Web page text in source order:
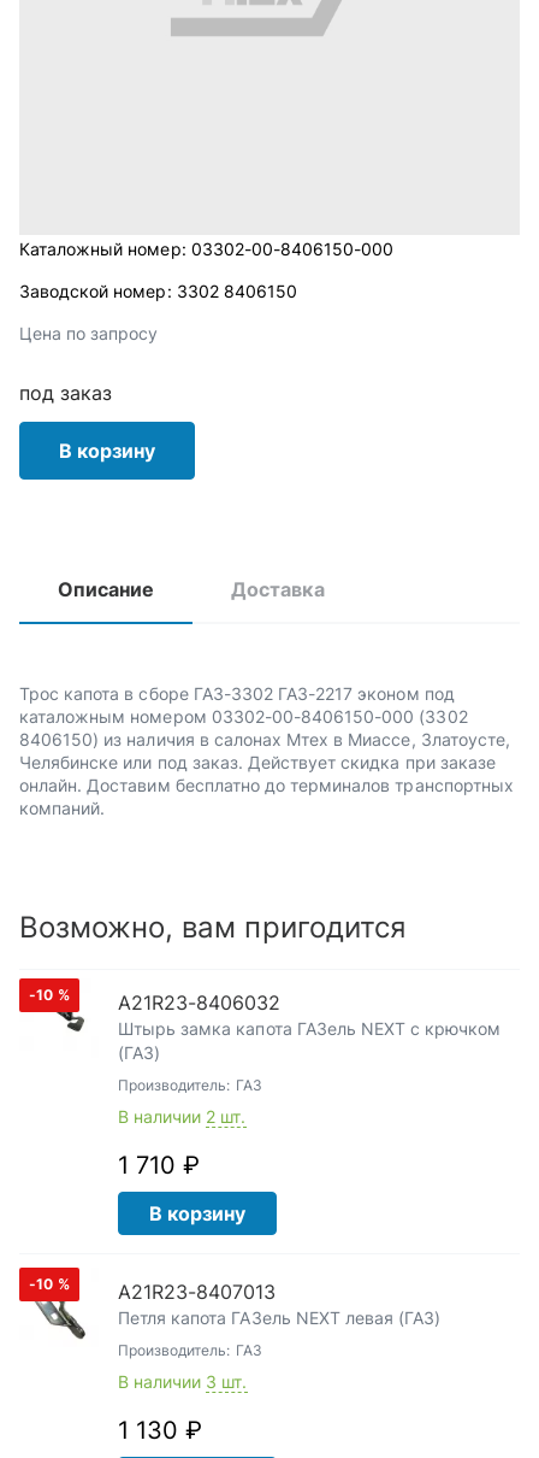
Каталожный номер: 03302-00-8406150-000
Заводской номер: 3302 8406150
Цена по запросу
под заказ
В корзину
Описание Доставка
Трос капота в сборе ГАЗ-3302 ГАЗ-2217 эконом под
каталожным номером 03302-00-8406150-000 (3302
8406150) из наличия в салонах Мтех в Миассе, Златоусте,
Челябинске или под заказ. Действует скидка при заказе
онлайн. Доставим бесплатно до терминалов транспортных
компаний.
Возможно, вам пригодится
-10 % А21R23-8406032
Штырь замка капота ГАЗель NEXT с крючком
(ГАЗ)
Производитель: ГАЗ
В наличии 2 шт.
1 710 ₽
В корзину
-10 % А21R23-8407013
Петля капота ГАЗель NEXT левая (ГАЗ)
Производитель: ГАЗ
В наличии 3 шт.
1 130 ₽